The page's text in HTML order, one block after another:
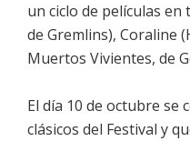
un ciclo de películas
de Gremlins), Coraline
Muertos Vivientes, de
El día 10 de octubre se
clásicos del Festival y